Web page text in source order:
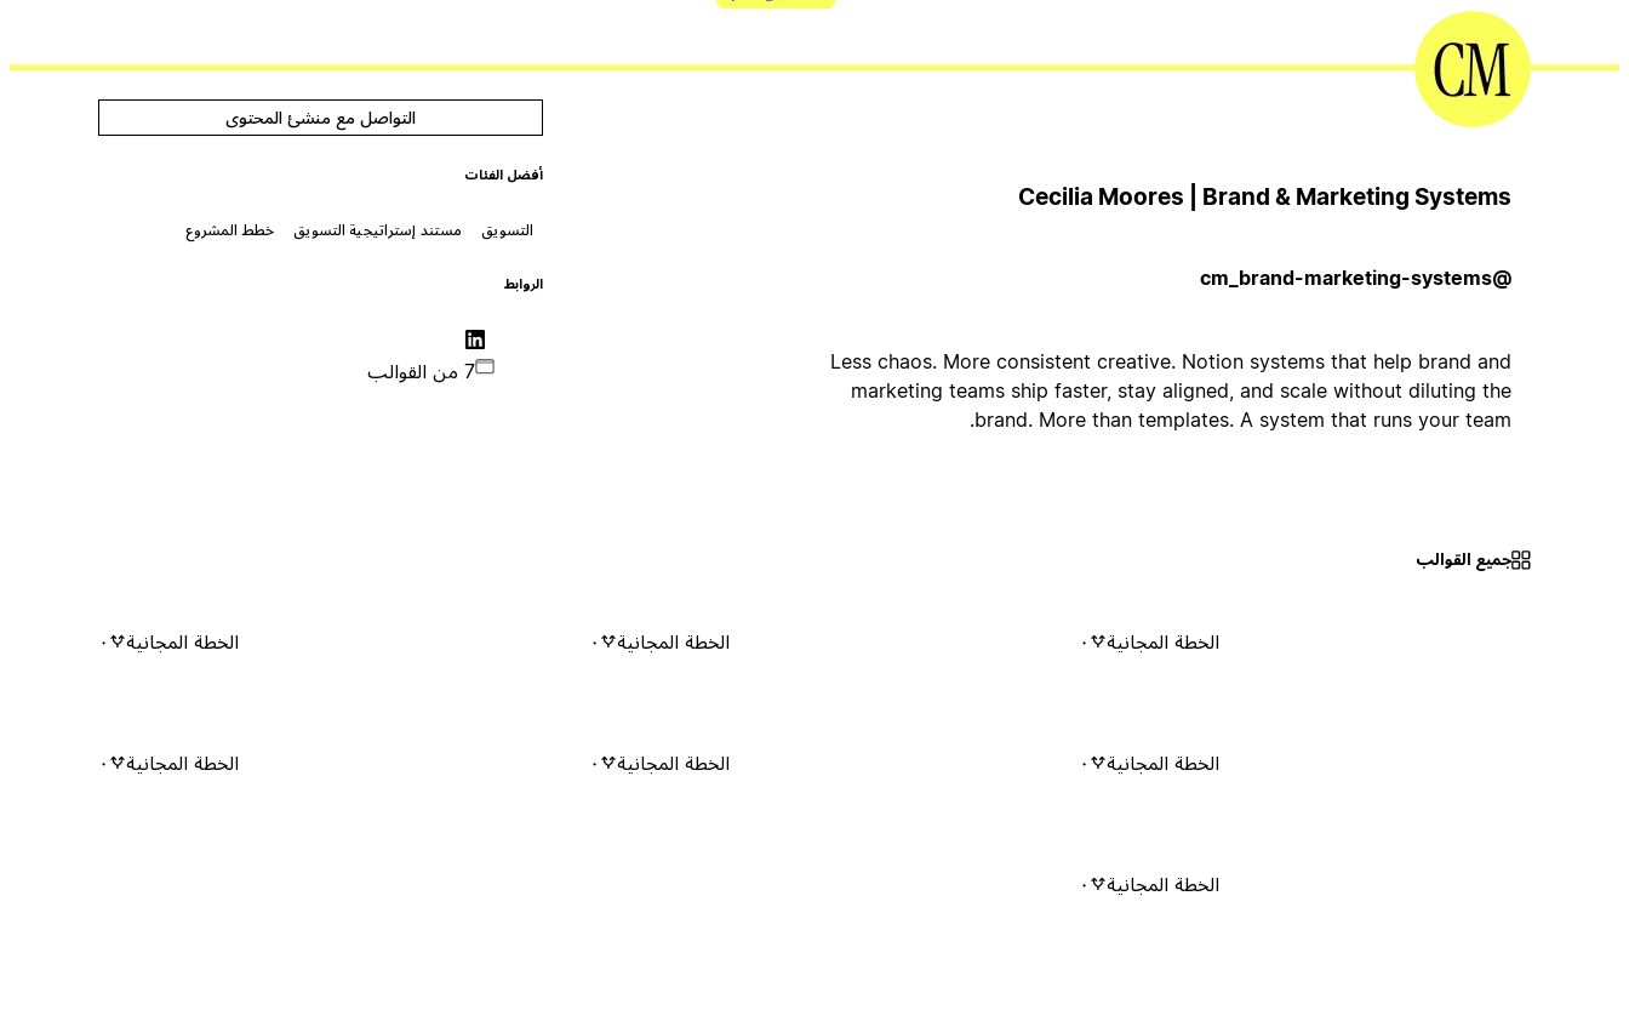
Cecilia Moores | Brand & Marketing Systems
@cm_brand-marketing-systems
Less chaos. More consistent creative. Notion systems that help brand and
marketing teams ship faster, stay aligned, and scale without diluting the
brand. More than templates. A system that runs your team.
التواصل مع منشئ المحتوى
أفضل الفئات
التسويق مستند إستراتيجية التسويق خطط المشروع
الروابط
7 من القوالب
جميع القوالب
الخطة المجانية ٠ الخطة المجانية ٠ الخطة المجانية ٠
الخطة المجانية ٠ الخطة المجانية ٠ الخطة المجانية ٠
الخطة المجانية ٠